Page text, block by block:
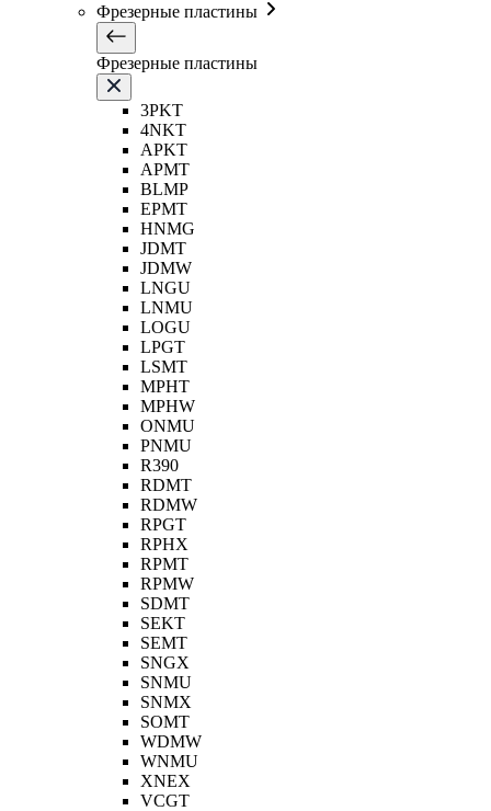
Фрезерные пластины
Фрезерные пластины
3PKT
4NKT
APKT
APMT
BLMP
EPMT
HNMG
JDMT
JDMW
LNGU
LNMU
LOGU
LPGT
LSMT
MPHT
MPHW
ONMU
PNMU
R390
RDMT
RDMW
RPGT
RPHX
RPMT
RPMW
SDMT
SEKT
SEMT
SNGX
SNMU
SNMX
SOMT
WDMW
WNMU
XNEX
VCGT